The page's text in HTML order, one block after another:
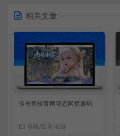
相关文章
传奇宣传官网动态网页源码
导航/目录/友链